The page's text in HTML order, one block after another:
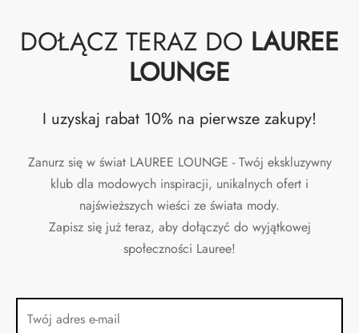
DOŁĄCZ TERAZ DO LAUREE
LOUNGE
I uzyskaj rabat 10% na pierwsze zakupy!
Zanurz się w świat LAUREE LOUNGE - Twój ekskluzywny
klub dla modowych inspiracji, unikalnych ofert i
najświeższych wieści ze świata mody.
Zapisz się już teraz, aby dołączyć do wyjątkowej
społeczności Lauree!